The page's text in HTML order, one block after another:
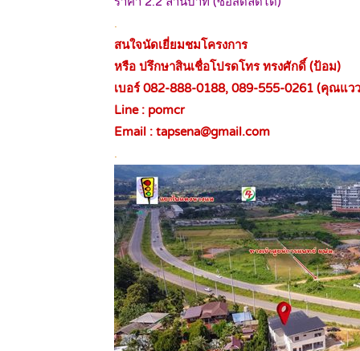
.
สนใจนัดเยี่ยมชมโครงการ
หรือ ปรึกษาสินเชื่อโปรดโทร ทรงศักดิ์ (ป้อม)
เบอร์ 082-888-0188, 089-555-0261 (คุณแว
Line : pomcr
Email : tapsena@gmail.com
.